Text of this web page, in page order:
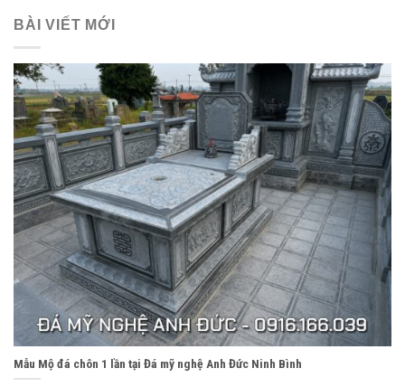
BÀI VIẾT MỚI
Mẫu Mộ đá chôn 1 lần tại Đá mỹ nghệ Anh Đức Ninh Bình